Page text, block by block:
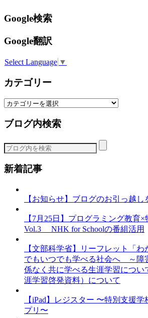
Google検索
Google翻訳
Select Language ▼
カテゴリー
カ
ゴ
ー
ブログ内検索
新着記事
【お知らせ】ブログのお引っ越し
【7月25日】プログラミング教育
Vol.3 NHK for Schoolの番組活用
【文部科学省】リーフレット「
でもいつでも学べる社会へ ～障
係なく共に学べる生涯学習につい
涯学習啓発資料）について
【iPad】レジスター 〜特別支援
プリ〜